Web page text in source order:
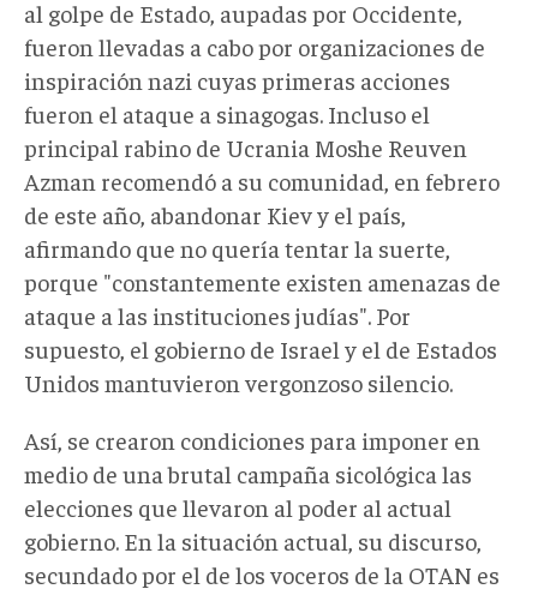
al golpe de Estado, aupadas por Occidente,
fueron llevadas a cabo por organizaciones de
inspiración nazi cuyas primeras acciones
fueron el ataque a sinagogas. Incluso el
principal rabino de Ucrania Moshe Reuven
Azman recomendó a su comunidad, en febrero
de este año, abandonar Kiev y el país,
afirmando que no quería tentar la suerte,
porque "constantemente existen amenazas de
ataque a las instituciones judías". Por
supuesto, el gobierno de Israel y el de Estados
Unidos mantuvieron vergonzoso silencio.
Así, se crearon condiciones para imponer en
medio de una brutal campaña sicológica las
elecciones que llevaron al poder al actual
gobierno. En la situación actual, su discurso,
secundado por el de los voceros de la OTAN es